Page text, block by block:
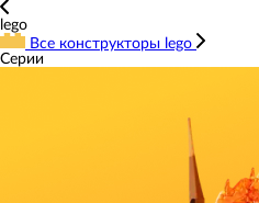
lego
Все конструкторы lego
Серии